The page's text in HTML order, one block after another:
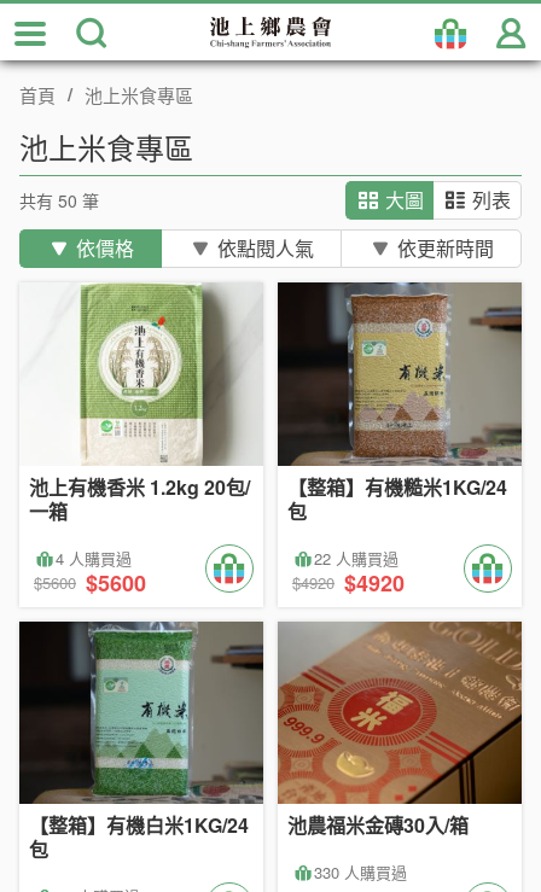
跳
到
主
首頁 池上米食專區
池上米食專區
共有 50 筆
依價格
依點閱人氣 依更新時間
大圖 列表
池上有機香米 1.2kg 20包/
一箱
4 人購買過
$5600 $5600
【整箱】有機糙米1KG/24
包
22 人購買過
$4920 $4920
【整箱】有機白米1KG/24
包
池農福米金磚30入/箱
330 人購買過